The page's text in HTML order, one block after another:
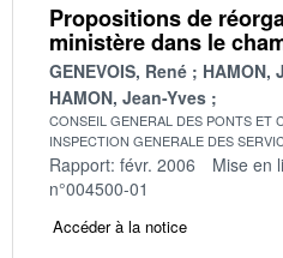
Propositions de
ministère dans le
GENEVOIS, René
HAMON,
HAMON, Jean-Yves
CONSEIL GENERAL DES PONTS ET
INSPECTION GENERALE DES
Rapport: févr. 2006 Mise en
n°004500-01
Accéder à la notice